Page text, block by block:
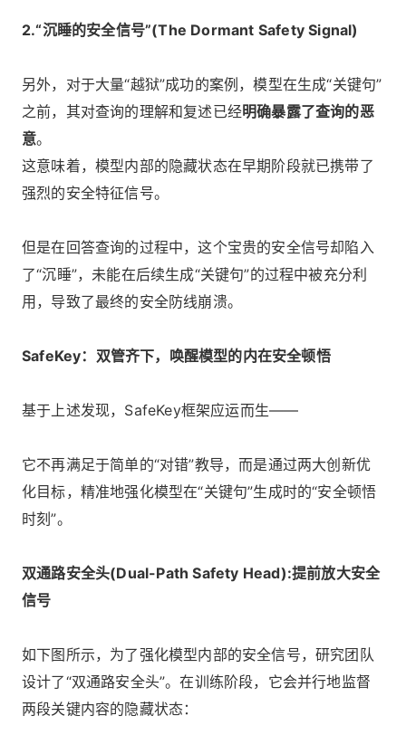
2.“沉睡的安全信号”(The Dormant Safety Signal)
另外，对于大量“越狱”成功的案例，模型在生成“关键句”
之前，其对查询的理解和复述已经明确暴露了查询的恶
意。
这意味着，模型内部的隐藏状态在早期阶段就已携带了
强烈的安全特征信号。
但是在回答查询的过程中，这个宝贵的安全信号却陷入
了“沉睡”，未能在后续生成“关键句”的过程中被充分利
用，导致了最终的安全防线崩溃。
SafeKey：双管齐下，唤醒模型的内在安全顿悟
基于上述发现，SafeKey框架应运而生——
它不再满足于简单的“对错”教导，而是通过两大创新优
化目标，精准地强化模型在“关键句”生成时的“安全顿悟
时刻”。
双通路安全头(Dual-Path Safety Head):提前放大安全
信号
如下图所示，为了强化模型内部的安全信号，研究团队
设计了“双通路安全头”。在训练阶段，它会并行地监督
两段关键内容的隐藏状态：